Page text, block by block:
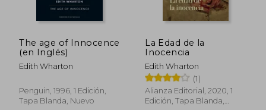
The age of Innocence
(en Inglés)
Edith Wharton
Penguin, 1996, 1 Edición,
Tapa Blanda, Nuevo
La Edad de la
Inocencia
Edith Wharton
(1)
Alianza Editorial, 2020, 1
Edición, Tapa Blanda,